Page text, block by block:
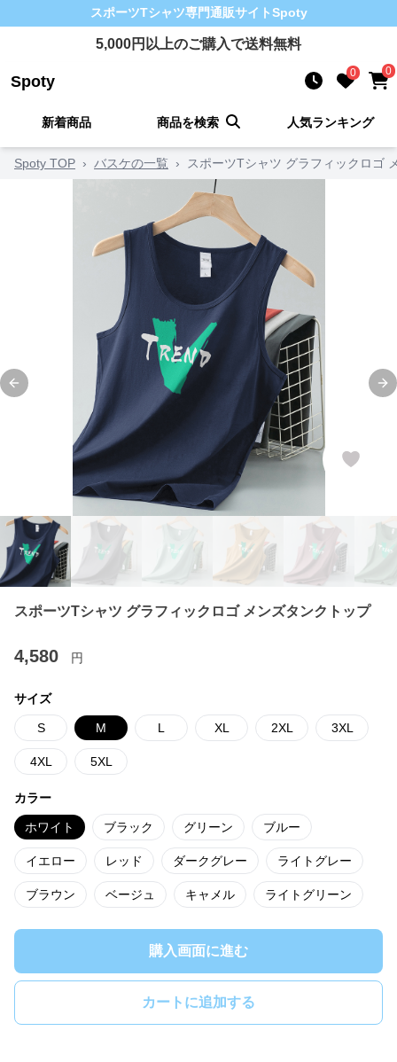
スポーツTシャツ専門通販サイトSpoty
5,000円以上のご購入で送料無料
Spoty 0 0
新着商品 商品を検索 人気ランキング
Spoty TOP › バスケの一覧 › スポーツTシャツ グラフィックロゴ
Previous slide
スポーツTシャツ グラフィックロゴ メンズタンクトップ
4,580 円
サイズ
S M L XL 2XL 3XL
4XL 5XL
カラー
ホワイト ブラック グリーン ブルー
イエロー レッド ダークグレー ライトグレー
ブラウン ベージュ キャメル ライトグリーン
購入画面に進む
カートに追加する